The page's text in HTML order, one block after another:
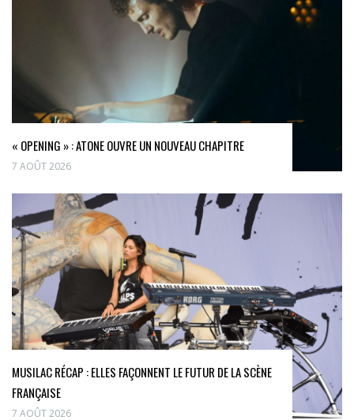
« OPENING » : ATONE OUVRE UN NOUVEAU CHAPITRE
7 AOÛT 2026
MUSILAC RÉCAP : ELLES FAÇONNENT LE FUTUR DE LA SCÈNE
FRANÇAISE
7 AOÛT 2026